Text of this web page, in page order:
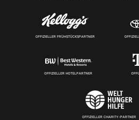
OFFIZIELLER FRÜHSTÜCKSPARTNER
OFFIZIELLER HOTELPARTNER
OFFIZIELLER CHARITY-PARTNER